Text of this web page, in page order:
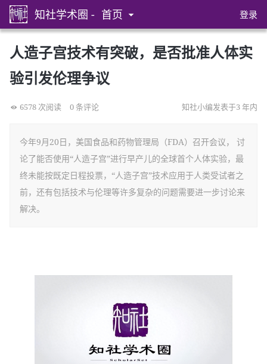
知社学术圈 - 首页 登录
人造子宫技术有突破，是否批准人体实
验引发伦理争议
6578 次阅读 0 条评论 知社小编发表于3 年内
今年9月20日，美国食品和药物管理局（FDA）召开会议， 讨
论了能否使用“人造子宫”进行早产儿的全球首个人体实验，最
终未能按既定日程投票，“人造子宫”技术应用于人类受试者之
前，还有包括技术与伦理等许多复杂的问题需要进一步讨论来
解决。